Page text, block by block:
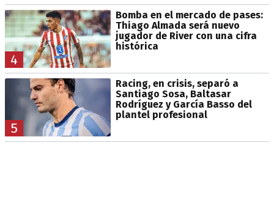
4
Bomba en el mercado de pases:
Thiago Almada será nuevo
jugador de River con una cifra
histórica
5
Racing, en crisis, separó a
Santiago Sosa, Baltasar
Rodríguez y García Basso del
plantel profesional